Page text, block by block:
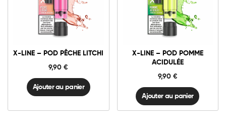
X-LINE – POD PÊCHE LITCHI
9,90€
-
Pêche
quantité
Ajouter au panier
Ajouter au panier
X-LINE – POD POMME
ACIDULÉE
9,90 €
-
Pomme
Acidulée
quantité
Ajouter au panier